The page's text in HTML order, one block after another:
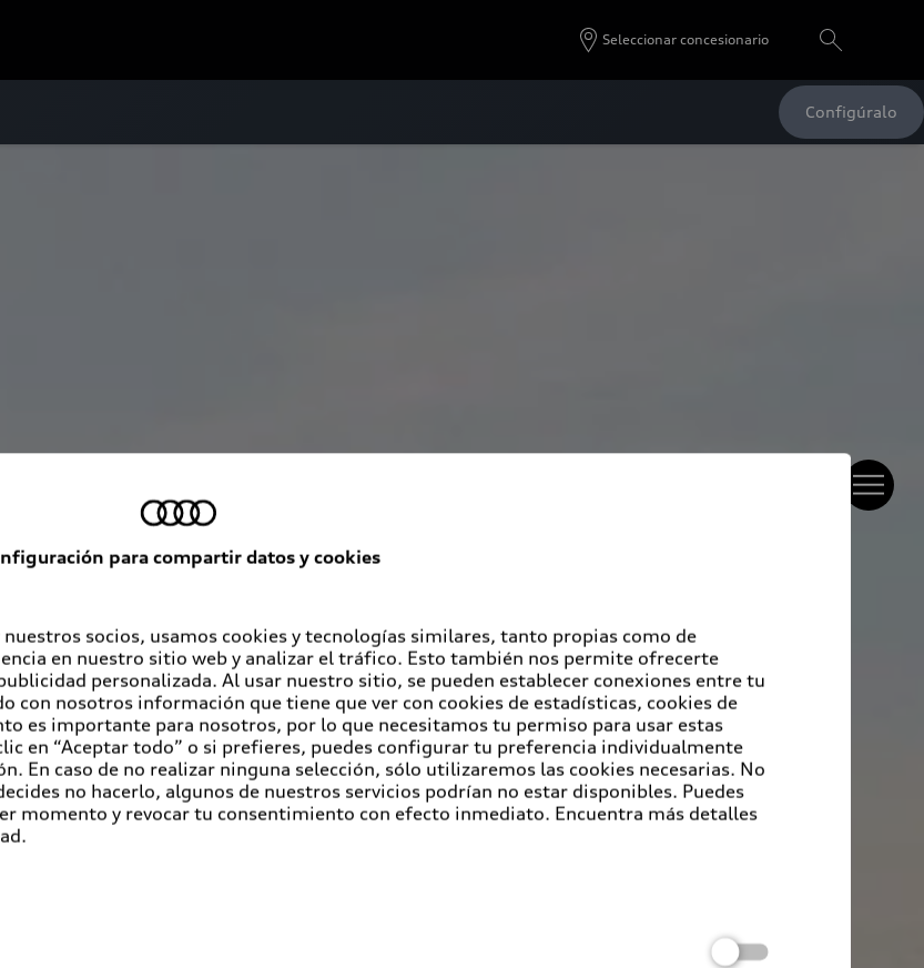
Seleccionar concesionario
Configúralo
para compartir datos y cookies
nuestros socios, usamos cookies y tecnologías similares, tanto propias como de
en nuestro sitio web y analizar el tráfico. Esto también nos permite ofrecerte
personalizada. Al usar nuestro sitio, se pueden establecer conexiones entre tu
con nosotros información que tiene que ver con cookies de estadísticas, cookies de
es importante para nosotros, por lo que necesitamos tu permiso para usar estas
en “Aceptar todo” o si prefieres, puedes configurar tu preferencia individualmente
En caso de no realizar ninguna selección, sólo utilizaremos las cookies necesarias. No
no hacerlo, algunos de nuestros servicios podrían no estar disponibles. Puedes
momento y revocar tu consentimiento con efecto inmediato. Encuentra más detalles